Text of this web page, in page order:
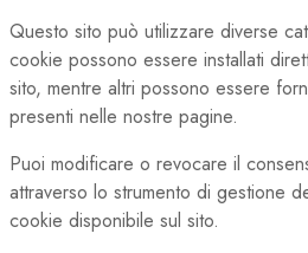
Questo sito può utilizzare diverse
cookie possono essere installati
sito, mentre altri possono essere
presenti nelle nostre pagine.
Puoi modificare o revocare il
attraverso lo strumento di gestione
cookie disponibile sul sito.